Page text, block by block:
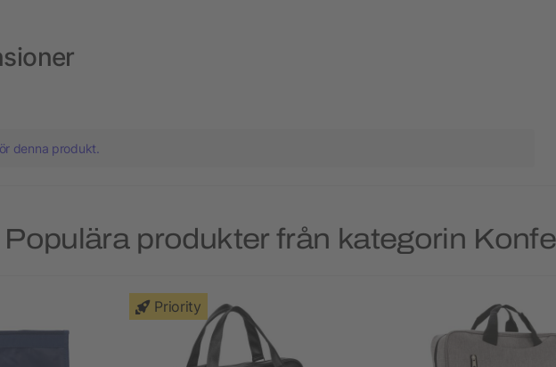
denna produkt.
Populära produkter från kategorin
Priority